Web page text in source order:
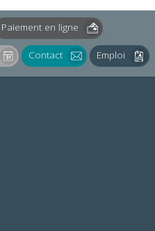
Paiement en ligne
Contact Emploi